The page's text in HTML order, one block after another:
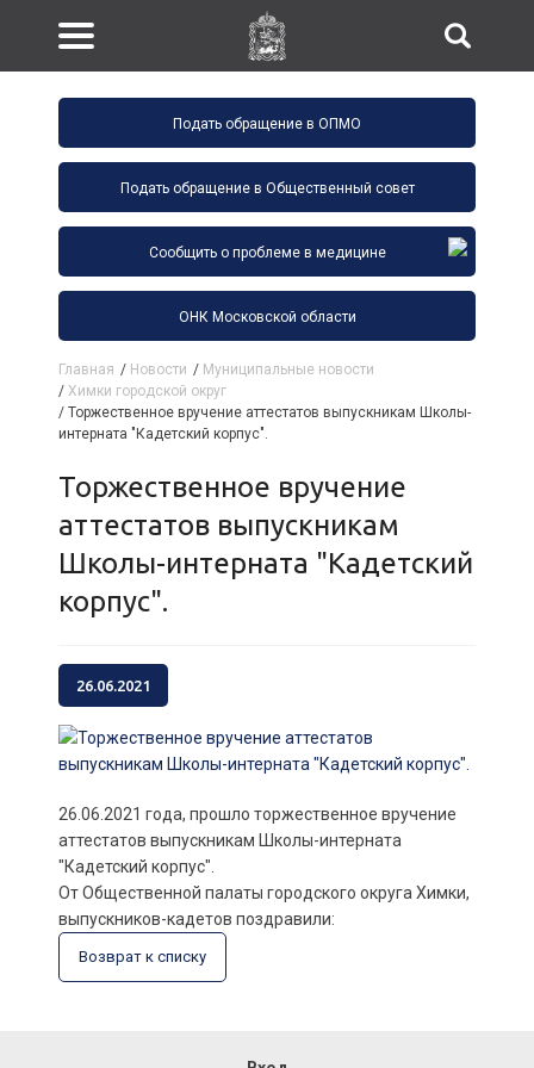
Подать обращение в ОПМО
Подать обращение в Общественный совет
Сообщить о проблеме в медицине
ОНК Московской области
Главная / Новости / Муниципальные новости
/ Химки городской округ
/ Торжественное вручение аттестатов выпускникам Школы-
интерната "Кадетский корпус".
Торжественное вручение
аттестатов выпускникам
Школы-интерната "Кадетский
корпус".
26.06.2021
26.06.2021 года, прошло торжественное вручение
аттестатов выпускникам Школы-интерната
"Кадетский корпус".
От Общественной палаты городского округа Химки,
выпускников-кадетов поздравили:
Возврат к списку